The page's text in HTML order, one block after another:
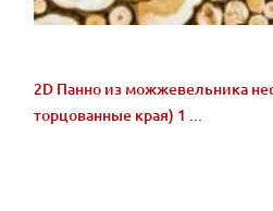
2D Панно из можжевельника
торцованные края) 1 ...